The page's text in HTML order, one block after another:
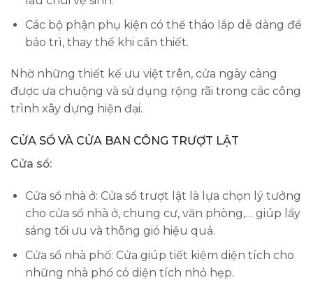
Các bộ phận phụ kiện có thể tháo lắp dễ dàng để
bảo trì, thay thế khi cần thiết.
Nhờ những thiết kế ưu việt trên, cửa ngày càng
được ưa chuộng và sử dụng rộng rãi trong các công
trình xây dựng hiện đại.
CỬA SỔ VÀ CỬA BAN CÔNG TRƯỢT LẬT
Cửa sổ:
Cửa sổ nhà ở: Cửa sổ trượt lật là lựa chọn lý tưởng
cho cửa sổ nhà ở, chung cư, văn phòng,… giúp lấy
sáng tối ưu và thông gió hiệu quả.
Cửa sổ nhà phố: Cửa giúp tiết kiệm diện tích cho
những nhà phố có diện tích nhỏ hẹp.